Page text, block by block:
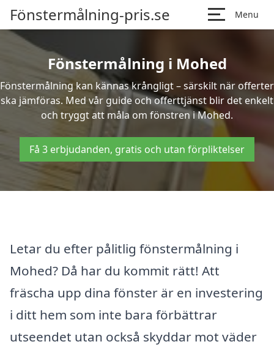
Fönstermålning-pris.se Menu
Fönstermålning i Mohed
Fönstermålning kan kännas krångligt – särskilt när offerter
ska jämföras. Med vår guide och offerttjänst blir det enkelt
och tryggt att måla om fönstren i Mohed.
Få 3 erbjudanden, gratis och utan förpliktelser
Letar du efter pålitlig fönstermålning i
Mohed? Då har du kommit rätt! Att
fräscha upp dina fönster är en investering
i ditt hem som inte bara förbättrar
utseendet utan också skyddar mot väder